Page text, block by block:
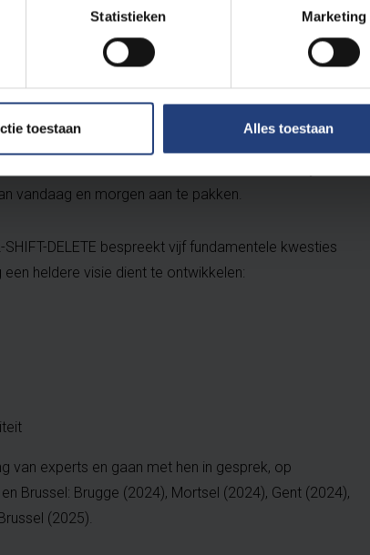
Statistieken Marketing
toestaan Alles toestaan
geschiedenis van fraai en minder fraai gebruik. Alles is
een bijeen gesprokkelde browser-geschiedenis. Iedere
toetsencombinatie CTRL-SHIFT-DELETE in. Daarmee
vandaag en morgen aan te pakken.
DELETE bespreekt vijf fundamentele kwesties
heldere visie dient te ontwikkelen:
van experts en gaan met hen in gesprek, op
Brussel: Brugge (2024), Mortsel (2024), Gent (2024),
(2025).